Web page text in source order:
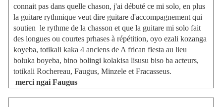
connait pas dans quelle chason, j'ai débuté ce mi solo, en plus
la guitare rythmique veut dire guitare d'accompagnement qui
soutien le rythme de la chasson et que la guitare mi solo fait
des longues ou courtes prhases à répétition, oyo ezali kozanga
koyeba, totikali kaka 4 anciens de A frican fiesta au lieu
boluka boyeba, bino bolingi kolakisa lisusu biso ba acteurs,
totikali Rochereau, Faugus, Minzele et Fracasseus.
merci ngai Faugus